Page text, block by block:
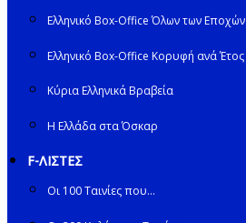
Ελληνικό Box-Office Όλων των Εποχών
Ελληνικό Box-Office Κορυφή ανά Έτος
Κύρια Ελληνικά Βραβεία
Η Ελλάδα στα Όσκαρ
F-ΛΙΣΤΕΣ
Οι 100 Ταινίες που…